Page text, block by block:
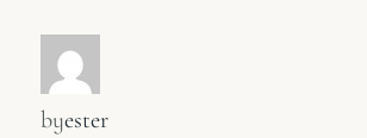
byester